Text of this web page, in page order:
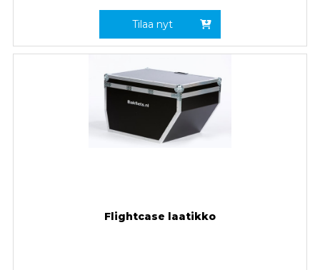
Tilaa nyt
Flightcase laatikko